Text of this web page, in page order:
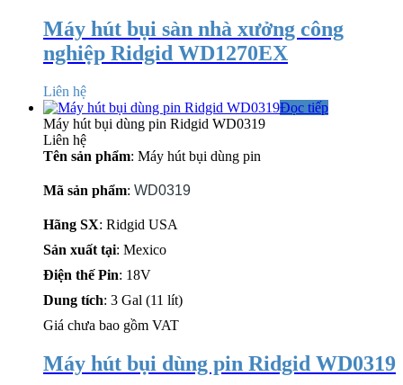
Máy hút bụi sàn nhà xưởng công
nghiệp Ridgid WD1270EX
Liên hệ
Đọc tiếp
Máy hút bụi dùng pin Ridgid WD0319
Liên hệ
Tên sản phẩm: Máy hút bụi dùng pin
Mã sản phẩm: WD0319
Hãng SX: Ridgid USA
Sản xuất tại: Mexico
Điện thế Pin: 18V
Dung tích: 3 Gal (11 lít)
Giá chưa bao gồm VAT
Máy hút bụi dùng pin Ridgid WD0319